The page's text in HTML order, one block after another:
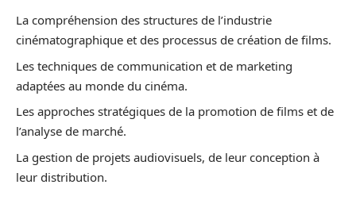
La compréhension des structures de l’industrie
cinématographique et des processus de création de films.
Les techniques de communication et de marketing
adaptées au monde du cinéma.
Les approches stratégiques de la promotion de films et de
l’analyse de marché.
La gestion de projets audiovisuels, de leur conception à
leur distribution.